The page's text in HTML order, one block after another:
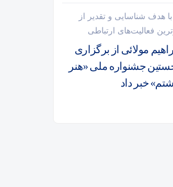
با هدف شناسایی و تقدیر از
فعالیت‌های ارتباطی
مولائی از برگزاری
جشنواره ملی «هنر
خبر داد